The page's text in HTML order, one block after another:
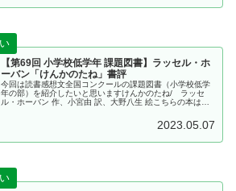
【第69回 小学校低学年 課題図書】ラッセル・ホ
ーバン「けんかのたね」書評
今回は読書感想文全国コンクールの課題図書（小学校低学
年の部）を紹介したいと思いますけんかのたね/ ラッセ
ル・ホーバン 作、小宮由 訳、大野八生 絵こちらの本は、
2023.05.07